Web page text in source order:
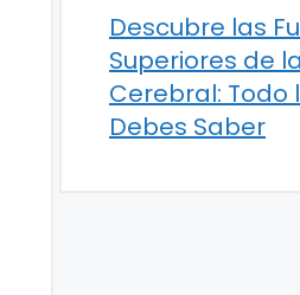
Descubre las
Superiores de
Cerebral: Todo
Debes Saber